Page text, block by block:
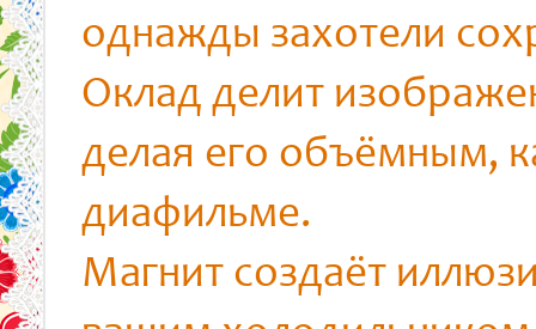
однажды захотели
Оклад делит
делая его объёмным,
диафильме.
Магнит создаёт